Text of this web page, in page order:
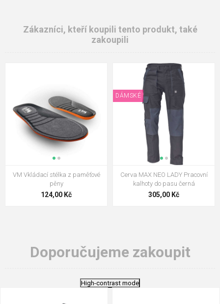
Zákazníci, kteří koupili tento produkt, také
zakoupili
VM Vkládací stélka z paměťové
pěny
124,00 Kč
DÁMSKÉ
Cerva MAX NEO LADY Pracovní
kalhoty do pasu černá
305,00 Kč
Doporučujeme zakoupit
High-contrast mode